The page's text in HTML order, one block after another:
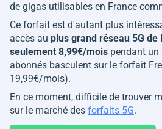
de gigas utilisables en France
Ce forfait est d'autant plus
accès au plus grand réseau 5G de
seulement 8,99€/mois pendant un
abonnés basculent sur le forfait
19,99€/mois).
En ce moment, difficile de trouver
sur le marché des forfaits 5G.